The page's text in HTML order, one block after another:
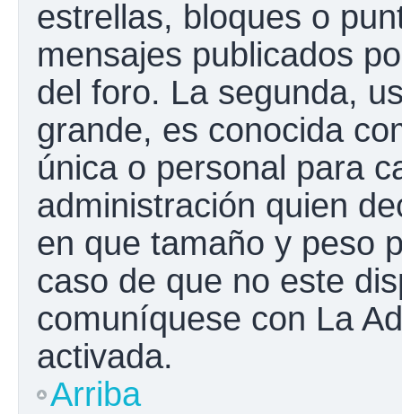
estrellas, bloques o
mensajes publicados
del foro. La segunda,
grande, es conocida
única o personal para
administración quien
en que tamaño y peso
caso de que no este
comuníquese con La
activada.
Arriba